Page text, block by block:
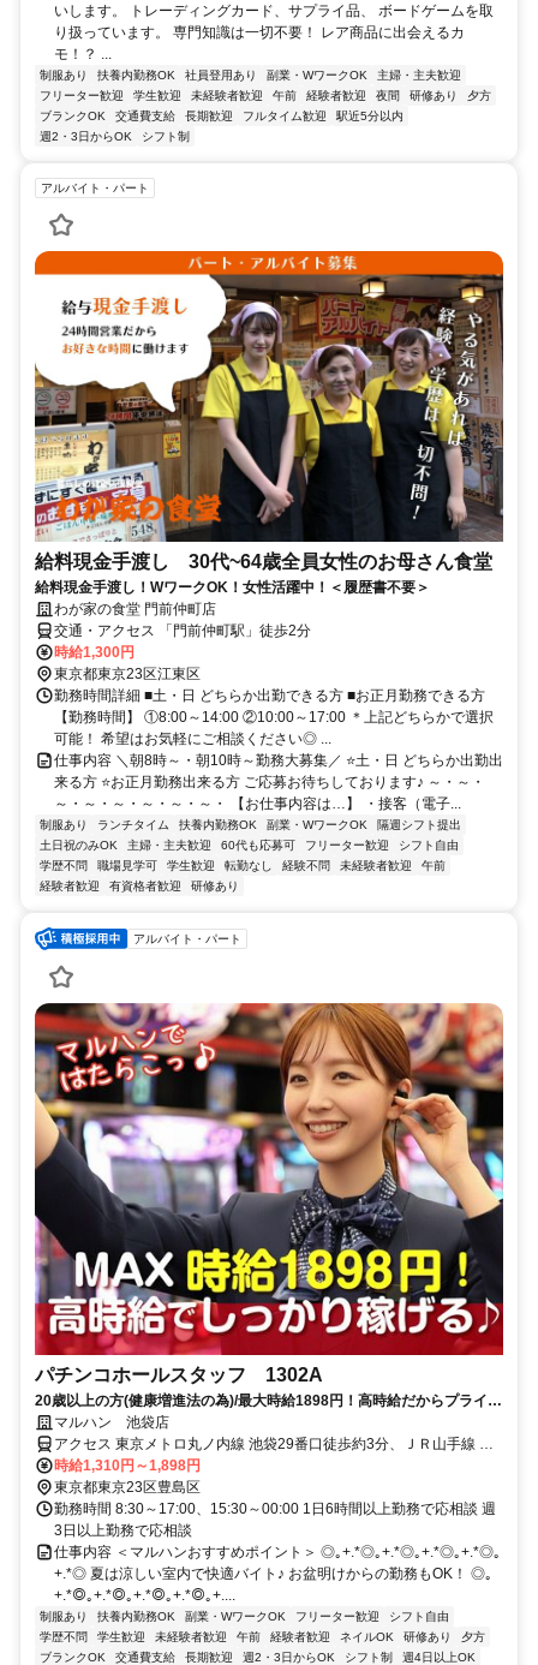
いします。 トレーディングカード、サプライ品、 ボードゲームを取
り扱っています。 専門知識は一切不要！ レア商品に出会えるカ
モ！？ ...
制服あり 扶養内勤務OK 社員登用あり 副業・WワークOK
主婦・主夫歓迎
フリーター歓迎
学生歓迎 未経験者歓迎 午前 経験者歓迎 夜間 研修あり
夕方
ブランクOK
交通費支給 長期歓迎 フルタイム歓迎
駅近5分以内
週2・3日からOK
シフト制
アルバイト・パート
給料現金手渡し 30代~64歳全員女性のお母さん食堂
給料現金手渡し！WワークOK！女性活躍中！＜履歴書不要＞
わが家の食堂 門前仲町店
交通・アクセス 「門前仲町駅」徒歩2分
時給1,300円
東京都東京23区江東区
勤務時間詳細 ■土・日 どちらか出勤できる方 ■お正月勤務できる方
【勤務時間】 ①8:00～14:00 ②10:00～17:00 ＊上記どちらかで選択
可能！ 希望はお気軽にご相談ください◎ ...
仕事内容 ＼朝8時～・朝10時～勤務大募集／ ⭐土・日 どちらか出勤出
来る方 ⭐お正月勤務出来る方 ご応募お待ちしております♪ ～・～・
～・～・～・～・～・～・ 【お仕事内容は…】 ・接客（電子...
制服あり ランチタイム 扶養内勤務OK 副業・WワークOK
隔週シフト提出
土日祝のみOK
主婦・主夫歓迎 60代も応募可 フリーター歓迎
シフト自由
学歴不問
職場見学可 学生歓迎 転勤なし 経験不問 未経験者歓迎
午前
経験者歓迎
有資格者歓迎 研修あり
アルバイト・パート
パチンコホールスタッフ 1302A
20歳以上の方(健康増進法の為)/最大時給1898円！高時給だからプライベ
ートを優先してもしっかり稼げる！ミニボーナスも有【履歴書不要】
マルハン 池袋店
アクセス 東京メトロ丸ノ内線 池袋29番口徒歩約3分、ＪＲ山手線 池
袋西口(北)徒歩約5分、東武東上線 池袋西口(北)徒歩約5分 「池袋駅」
東口徒歩3分
時給1,310円～1,898円
東京都東京23区豊島区
勤務時間 8:30～17:00、15:30～00:00 1日6時間以上勤務で応相談 週
3日以上勤務で応相談
仕事内容 ＜マルハンおすすめポイント＞ ◎｡+.*◎｡+.*◎｡+.*◎｡+.*◎｡
+.*◎ 夏は涼しい室内で快適バイト♪ お盆明けからの勤務もOK！ ◎｡
+.*◎｡+.*◎｡+.*◎｡+.*◎｡+....
制服あり 扶養内勤務OK 副業・WワークOK フリーター歓迎
シフト自由
学歴不問
学生歓迎 未経験者歓迎 午前 経験者歓迎 ネイルOK 研修あり
夕方
ブランクOK
交通費支給 長期歓迎 週2・3日からOK シフト制
週4日以上OK